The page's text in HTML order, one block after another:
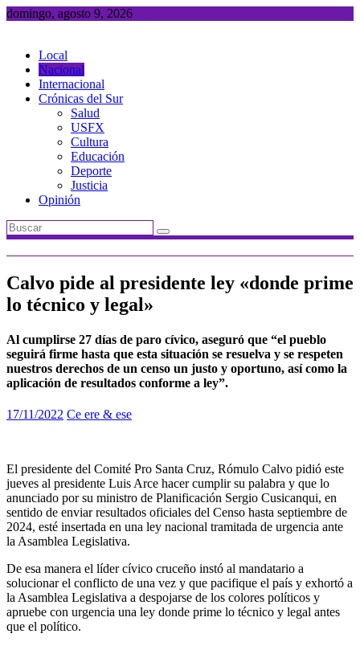
Saltar
domingo, agosto 9, 2026
Local
Nacional
Internacional
Crónicas del Sur
Salud
USFX
Cultura
Educación
Deporte
Justicia
Opinión
Calvo pide al presidente ley «donde prime
lo técnico y legal»
Al cumplirse 27 días de paro cívico, aseguró que “el pueblo
seguirá firme hasta que esta situación se resuelva y se respeten
nuestros derechos de un censo un justo y oportuno, así como la
aplicación de resultados conforme a ley”.
17/11/2022 Ce ere & ese
El presidente del Comité Pro Santa Cruz, Rómulo Calvo pidió este
jueves al presidente Luis Arce hacer cumplir su palabra y que lo
anunciado por su ministro de Planificación Sergio Cusicanqui, en
sentido de enviar resultados oficiales del Censo hasta septiembre de
2024, esté insertada en una ley nacional tramitada de urgencia ante
la Asamblea Legislativa.
De esa manera el líder cívico cruceño instó al mandatario a
solucionar el conflicto de una vez y que pacifique el país y exhortó a
la Asamblea Legislativa a despojarse de los colores políticos y
apruebe con urgencia una ley donde prime lo técnico y legal antes
que el político.